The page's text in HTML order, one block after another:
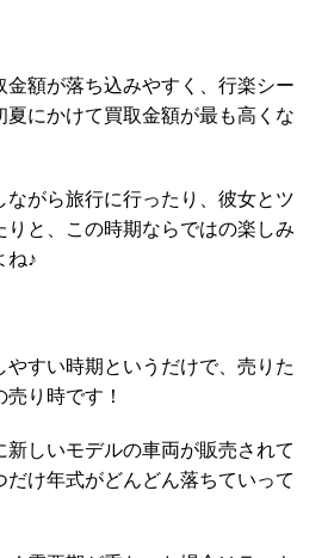
額が落ち込みやすく、行楽シー
夏にかけて買取金額が最も高くな
がら旅行に行ったり、彼女とツ
りと、この時期ならではの楽しみ
ね♪
すい時期というだけで、売りた
り時です！
しいモデルの車両が販売されて
け年式がどんどん落ちていって